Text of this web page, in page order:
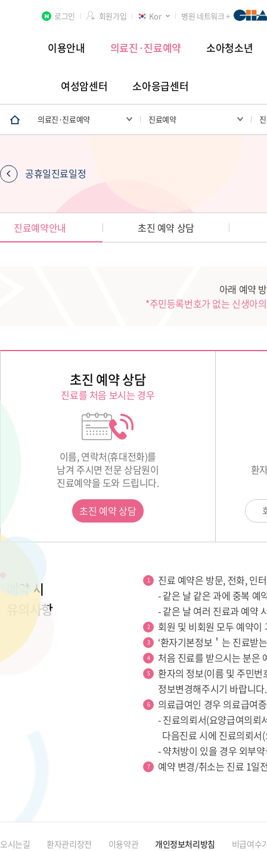
로그인 회원가입 Kor 병원 네트워크 +
이용안내 의료진·진료예약 소아청소년
여성암센터 소아응급센터
장례식장
의료진·진료예약 진료예약
공휴일진료일정
진료예약안내 초진 예약 상담
아래 예약
*주민등록번호가 없는 신생아
초진 예약 상담
진료를 처음 보시는 경우
이름, 연락처(휴대전화)를
남겨 주시면 전문 상담원이
진료예약을 도와 드립니다.
초진 예약 상담
환
예약 시
유의사항
진료 예약은 방문, 전화, 인
- 같은 날 같은 과에 중복 예
- 같은 날 여러 진료과 예약
회원 및 비회원 모두 예약이
‘환자기본정보＇는 진료받
처음 진료를 받으시는 분은
환자의 정보(이름 및 주민
정보변경해주시기 바랍니다.
의료급여인 경우 의료급여
- 진료의뢰서(요양급여의뢰
다음진료 시에 진료의뢰
- 약처방이 있을 경우 외부
예약 변경/취소는 진료 1일
오시는길 환자관리장전 이용약관 개인정보처리방침 비급여수